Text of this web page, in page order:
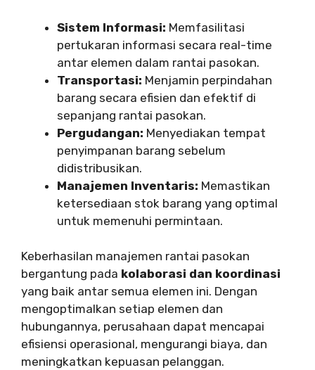
Sistem Informasi: Memfasilitasi
pertukaran informasi secara real-time
antar elemen dalam rantai pasokan.
Transportasi: Menjamin perpindahan
barang secara efisien dan efektif di
sepanjang rantai pasokan.
Pergudangan: Menyediakan tempat
penyimpanan barang sebelum
didistribusikan.
Manajemen Inventaris: Memastikan
ketersediaan stok barang yang optimal
untuk memenuhi permintaan.
Keberhasilan manajemen rantai pasokan
bergantung pada kolaborasi dan koordinasi
yang baik antar semua elemen ini. Dengan
mengoptimalkan setiap elemen dan
hubungannya, perusahaan dapat mencapai
efisiensi operasional, mengurangi biaya, dan
meningkatkan kepuasan pelanggan.